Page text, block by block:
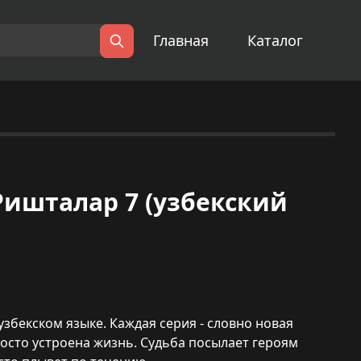
Поиск
Главная Каталог
7 (узбекский
языке. Каждая серия - словно новая
устроена жизнь. Судьба посылает героям